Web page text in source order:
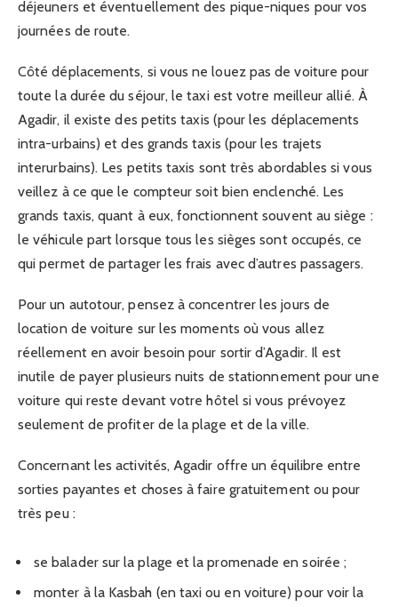
déjeuners et éventuellement des pique-niques pour vos
journées de route.
Côté déplacements, si vous ne louez pas de voiture pour
toute la durée du séjour, le taxi est votre meilleur allié. À
Agadir, il existe des petits taxis (pour les déplacements
intra-urbains) et des grands taxis (pour les trajets
interurbains). Les petits taxis sont très abordables si vous
veillez à ce que le compteur soit bien enclenché. Les
grands taxis, quant à eux, fonctionnent souvent au siège :
le véhicule part lorsque tous les sièges sont occupés, ce
qui permet de partager les frais avec d’autres passagers.
Pour un autotour, pensez à concentrer les jours de
location de voiture sur les moments où vous allez
réellement en avoir besoin pour sortir d’Agadir. Il est
inutile de payer plusieurs nuits de stationnement pour une
voiture qui reste devant votre hôtel si vous prévoyez
seulement de profiter de la plage et de la ville.
Concernant les activités, Agadir offre un équilibre entre
sorties payantes et choses à faire gratuitement ou pour
très peu :
se balader sur la plage et la promenade en soirée ;
monter à la Kasbah (en taxi ou en voiture) pour voir la